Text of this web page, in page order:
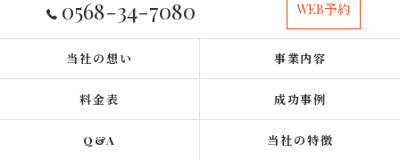
0568-34-7080 WEB予約
当社の想い 事業内容
料金表 成功事例
Q&A 当社の特徴